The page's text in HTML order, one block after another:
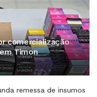
comercialização
Timon
remessa de insumos